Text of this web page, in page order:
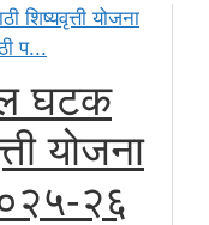
घटक
योजना
२६